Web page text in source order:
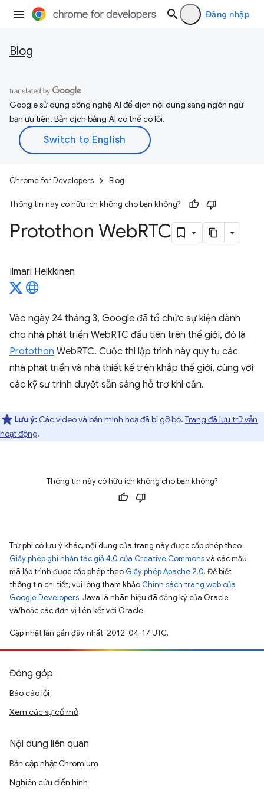
Đăng nhập
Blog
Google sử dụng công nghệ AI để dịch nội dung sang ngôn ngữ
bạn ưu tiên. Bản dịch bằng AI có thể có lỗi.
Chrome for Developers Blog
Thông tin này có hữu ích không cho bạn không?
Protothon WebRTC
Ilmari Heikkinen
Vào ngày 24 tháng 3, Google đã tổ chức sự kiện dành
cho nhà phát triển WebRTC đầu tiên trên thế giới, đó là
Protothon WebRTC. Cuộc thi lập trình này quy tụ các
nhà phát triển và nhà thiết kế trên khắp thế giới, cùng với
các kỹ sư trình duyệt sẵn sàng hỗ trợ khi cần.
Lưu ý: Các video và bản minh hoạ đã bị gỡ bỏ. Trang đã lưu trữ vẫn
hoạt động.
Thông tin này có hữu ích không cho bạn không?
Trừ phi có lưu ý khác, nội dung của trang này được cấp phép theo
Giấy phép ghi nhận tác giả 4.0 của Creative Commonsvà các mẫu
mã lập trình được cấp phép theo Giấy phép Apache 2.0. Để biết
thông tin chi tiết, vui lòng tham khảo Chính sách trang web của
Google Developers. Java là nhãn hiệu đã đăng ký của Oracle
và/hoặc các đơn vị liên kết với Oracle.
Cập nhật lần gần đây nhất: 2012-04-17 UTC.
Đóng góp
Báo cáo lỗi
Xem các sự cố mở
Nội dung liên quan
Bản cập nhật Chromium
Nghiên cứu điển hình